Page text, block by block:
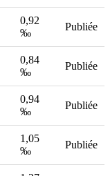
0,92
‰
Publiée
0,84
‰
Publiée
0,94
‰
Publiée
1,05
‰
Publiée